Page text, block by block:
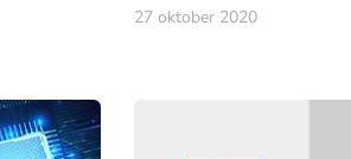
dezelfde voorwaarden als
27 oktober 2020